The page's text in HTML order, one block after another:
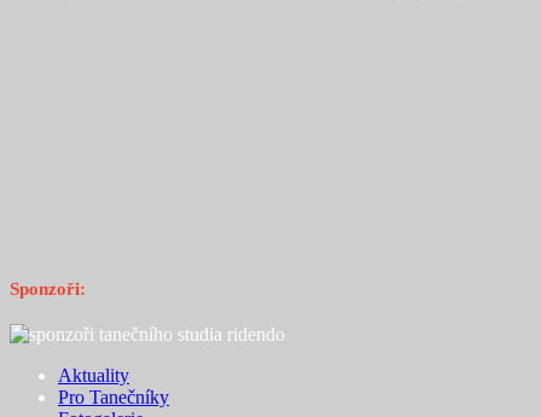
Sponzoři:
Aktuality
Pro Tanečníky